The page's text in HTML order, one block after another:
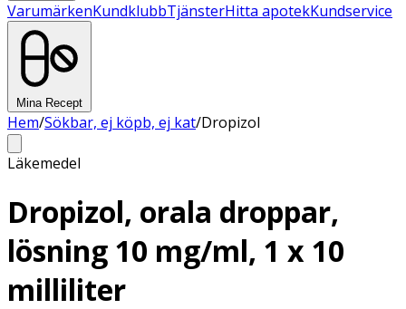
VarumärkenKundklubbTjänsterHitta apotekKundservice
Mina Recept
Hem/Sökbar, ej köpb, ej kat/Dropizol
Läkemedel
Dropizol, orala droppar,
lösning 10 mg/ml, 1 x 10
milliliter